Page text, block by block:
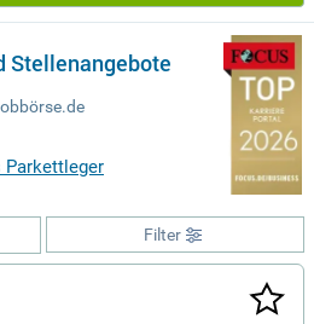
Stellenangebote
Parkettleger
Filter